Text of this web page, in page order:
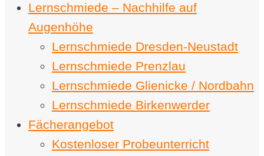
Lernschmiede – Nachhilfe auf
Augenhöhe
Lernschmiede Dresden-Neustadt
Lernschmiede Prenzlau
Lernschmiede Glienicke / Nordbahn
Lernschmiede Birkenwerder
Fächerangebot
Kostenloser Probeunterricht